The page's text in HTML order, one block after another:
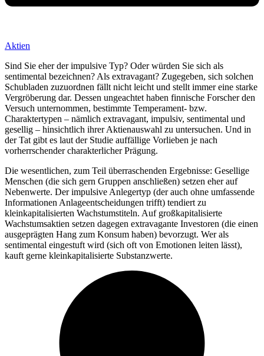
Aktien
Sind Sie eher der impulsive Typ? Oder würden Sie sich als
sentimental bezeichnen? Als extravagant? Zugegeben, sich solchen
Schubladen zuzuordnen fällt nicht leicht und stellt immer eine starke
Vergröberung dar. Dessen ungeachtet haben finnische Forscher den
Versuch unternommen, bestimmte Temperament- bzw.
Charaktertypen – nämlich extravagant, impulsiv, sentimental und
gesellig – hinsichtlich ihrer Aktienauswahl zu untersuchen. Und in
der Tat gibt es laut der Studie auffällige Vorlieben je nach
vorherrschender charakterlicher Prägung.
Die wesentlichen, zum Teil überraschenden Ergebnisse: Gesellige
Menschen (die sich gern Gruppen anschließen) setzen eher auf
Nebenwerte. Der impulsive Anlegertyp (der auch ohne umfassende
Informationen Anlageentscheidungen trifft) tendiert zu
kleinkapitalisierten Wachstumstiteln. Auf großkapitalisierte
Wachstumsaktien setzen dagegen extravagante Investoren (die einen
ausgeprägten Hang zum Konsum haben) bevorzugt. Wer als
sentimental eingestuft wird (sich oft von Emotionen leiten lässt),
kauft gerne kleinkapitalisierte Substanzwerte.